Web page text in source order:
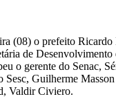
(08) o prefeito Ricardo
de Desenvolvimento
o gerente do Senac,
Sesc, Guilherme
Valdir Civiero.